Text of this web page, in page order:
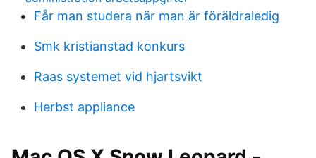
Får man studera när man är föräldraledig
Smk kristianstad konkurs
Raas systemet vid hjartsvikt
Herbst appliance